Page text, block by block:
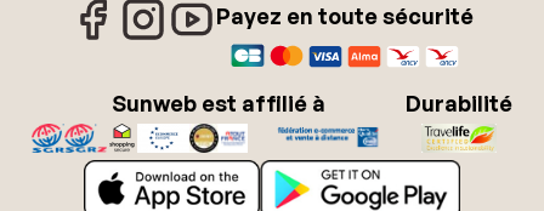
Payez en toute sécurité
Sunweb est affilié à Durabilité